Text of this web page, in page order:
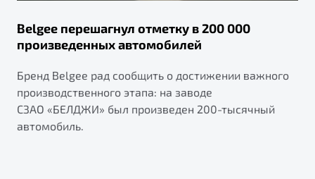
Belgee перешагнул отметку в 200 000
произведенных автомобилей
Бренд Belgee рад сообщить о достижении важного
производственного этапа: на заводе
СЗАО «БЕЛДЖИ» был произведен 200-тысячный
автомобиль.